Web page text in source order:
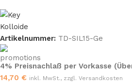
Artikelnummer: TD-SIL15-Ge
4% Preisnachlaß per Vorkasse
14,70 € inkl. MwSt., zzgl. Versandkosten